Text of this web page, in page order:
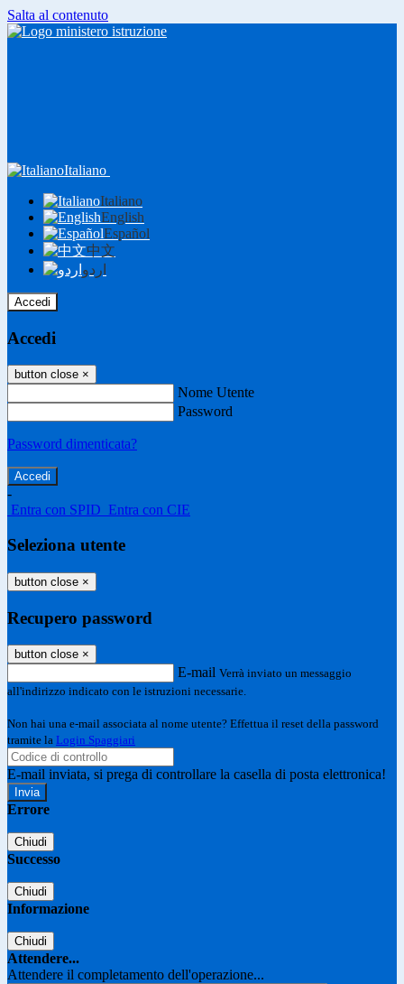
Salta al contenuto
Italiano
Italiano
English
Español
中文
اردو
Accedi
Accedi
button close ×
Nome Utente
Password
Password dimenticata?
-
Entra con SPID Entra con CIE
Seleziona utente
button close ×
Recupero password
button close ×
E-mail Verrà inviato un messaggio
all'indirizzo indicato con le istruzioni necessarie.
Non hai una e-mail associata al nome utente? Effettua il reset della password
tramite la Login Spaggiari
E-mail inviata, si prega di controllare la casella di posta elettronica!
Errore
Chiudi
Successo
Chiudi
Informazione
Chiudi
Attendere...
Attendere il completamento dell'operazione...